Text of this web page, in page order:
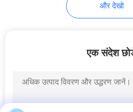
स्टील मेकिंग
और देखो
एक संदेश